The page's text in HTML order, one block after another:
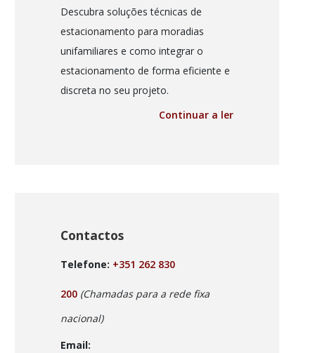
Descubra soluções técnicas de
estacionamento para moradias
unifamiliares e como integrar o
estacionamento de forma eficiente e
discreta no seu projeto.
Continuar a ler
Contactos
Telefone: +351 262 830
200 (Chamadas para a rede fixa
nacional)
Email: